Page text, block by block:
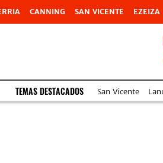
CANNING SAN VICENTE EZEIZA
TEMAS DESTACADOS San Vicente